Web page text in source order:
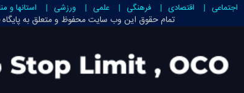
اجتماعی اقتصادی فرهنگی علمی ورزشی استانها و
تمام حقوق این وب سایت محفوظ و متعلق به